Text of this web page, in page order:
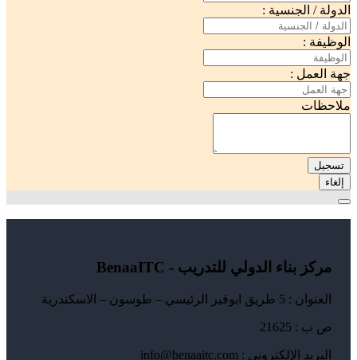
الدولة / الجنسية :
الوظيفة :
جهة العمل :
ملاحظات
تسجيل
إلغاء
مركز بناء الدولي للتدريب - BenaaITC
العنوان : 5 طريق ابوقير الرئيسي – طوسون – الاسكندرية
ص ب : 21625
البريد الإلكتروني : info@benaaitc.com